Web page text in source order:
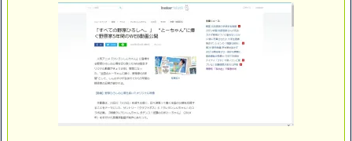
ずっと好き。俺はストーカーなんかじゃない。
中国「大洪水！」三峡ダム「9門開放！（全力放流」中国都市
「三峡沿線の道路水没」中国政府「高速道路封鎖！」中国ダム「緊
急放流に合わせて開門（土砂崩れ発生」→NEW!
馬鹿客「置き配してこのシートかけろ」配達員ぼく「
【ネット騒然】 元ジャンポケ斉藤の妻、夫の求刑7年翌日にイン
スタ更新！その内容がガチでヤバすぎる…